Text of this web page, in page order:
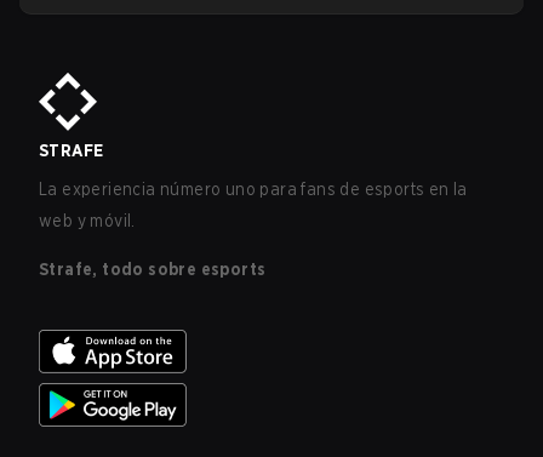
militar destinada a expandir el alcance de los esports.
STRAFE
La experiencia número uno para fans de esports en la
web y móvil.
Strafe, todo sobre esports